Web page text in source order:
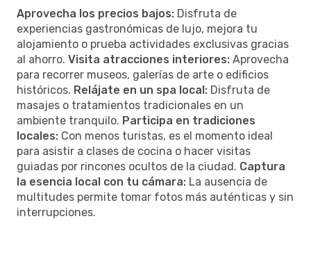
Aprovecha los precios bajos: Disfruta de
experiencias gastronómicas de lujo, mejora tu
alojamiento o prueba actividades exclusivas gracias
al ahorro. Visita atracciones interiores: Aprovecha
para recorrer museos, galerías de arte o edificios
históricos. Relájate en un spa local: Disfruta de
masajes o tratamientos tradicionales en un
ambiente tranquilo. Participa en tradiciones
locales: Con menos turistas, es el momento ideal
para asistir a clases de cocina o hacer visitas
guiadas por rincones ocultos de la ciudad. Captura
la esencia local con tu cámara: La ausencia de
multitudes permite tomar fotos más auténticas y sin
interrupciones.